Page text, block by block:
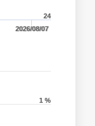
2026/08/07
24
1 %